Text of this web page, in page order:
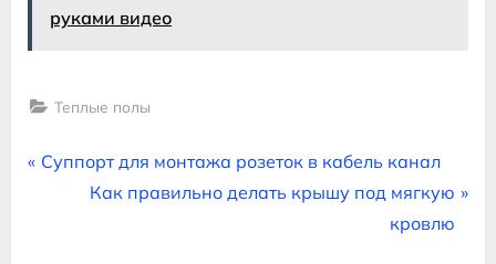
руками видео
Теплые полы
Навигация
P
Суппорт для монтажа розеток в кабель канал
N
Как правильно делать крышу под мягкую
кровлю